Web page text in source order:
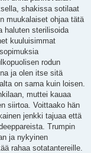
shakissa sotilaat
muukalaiset ohjaa tätä
haluten sterilisoida
kuuluisimmat
rodun
ja olen itse sitä
on sama kuin loisen.
muttei kauaa
siirtoa. Voittaako hän
jenkki tajuaa että
Trumpin
ja nykyinen
rahaa sotatantereille.